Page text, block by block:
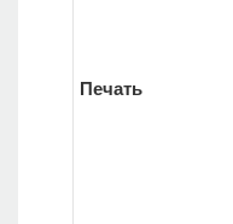
Печать